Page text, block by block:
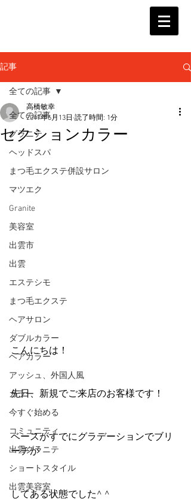
記事
全ての記事
グラニテ
ヘッドスパ
まつ毛エクステ併設サロン
マツエク
Granite
美容室
出雲市
出雲
エステシモ
まつ毛エクステ
ヘアサロン
ダブルカラー
ヘアカラー
アッシュ、外国人風
カラー
今すぐ始める
コミュニティ
出雲グラニテ
ショートスタイル
出雲美容室
全ての記事
セクションカラー
高橋敏幸
2017年6月13日 読了時間: 1分
こんにちは！
先日、新規でご来店のお客様です！
ベースがすでにグラデーションでブリ
ーチが
してある状態でした^ ^